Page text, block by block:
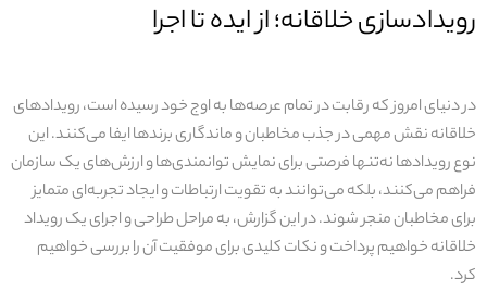
رویدادسازی خلاقانه؛ از ایده تا اجرا
در دنیای امروز که رقابت در تمام عرصه‌ها به اوج خود رسیده است، رویدادهای
خلاقانه نقش مهمی در جذب مخاطبان و ماندگاری برندها ایفا می‌کنند. این
نوع رویدادها نه‌تنها فرصتی برای نمایش توانمندی‌ها و ارزش‌های یک سازمان
فراهم می‌کنند، بلکه می‌توانند به تقویت ارتباطات و ایجاد تجربه‌ای متمایز
برای مخاطبان منجر شوند. در این گزارش، به مراحل طراحی و اجرای یک رویداد
خلاقانه خواهیم پرداخت و نکات کلیدی برای موفقیت آن را بررسی خواهیم
کرد.